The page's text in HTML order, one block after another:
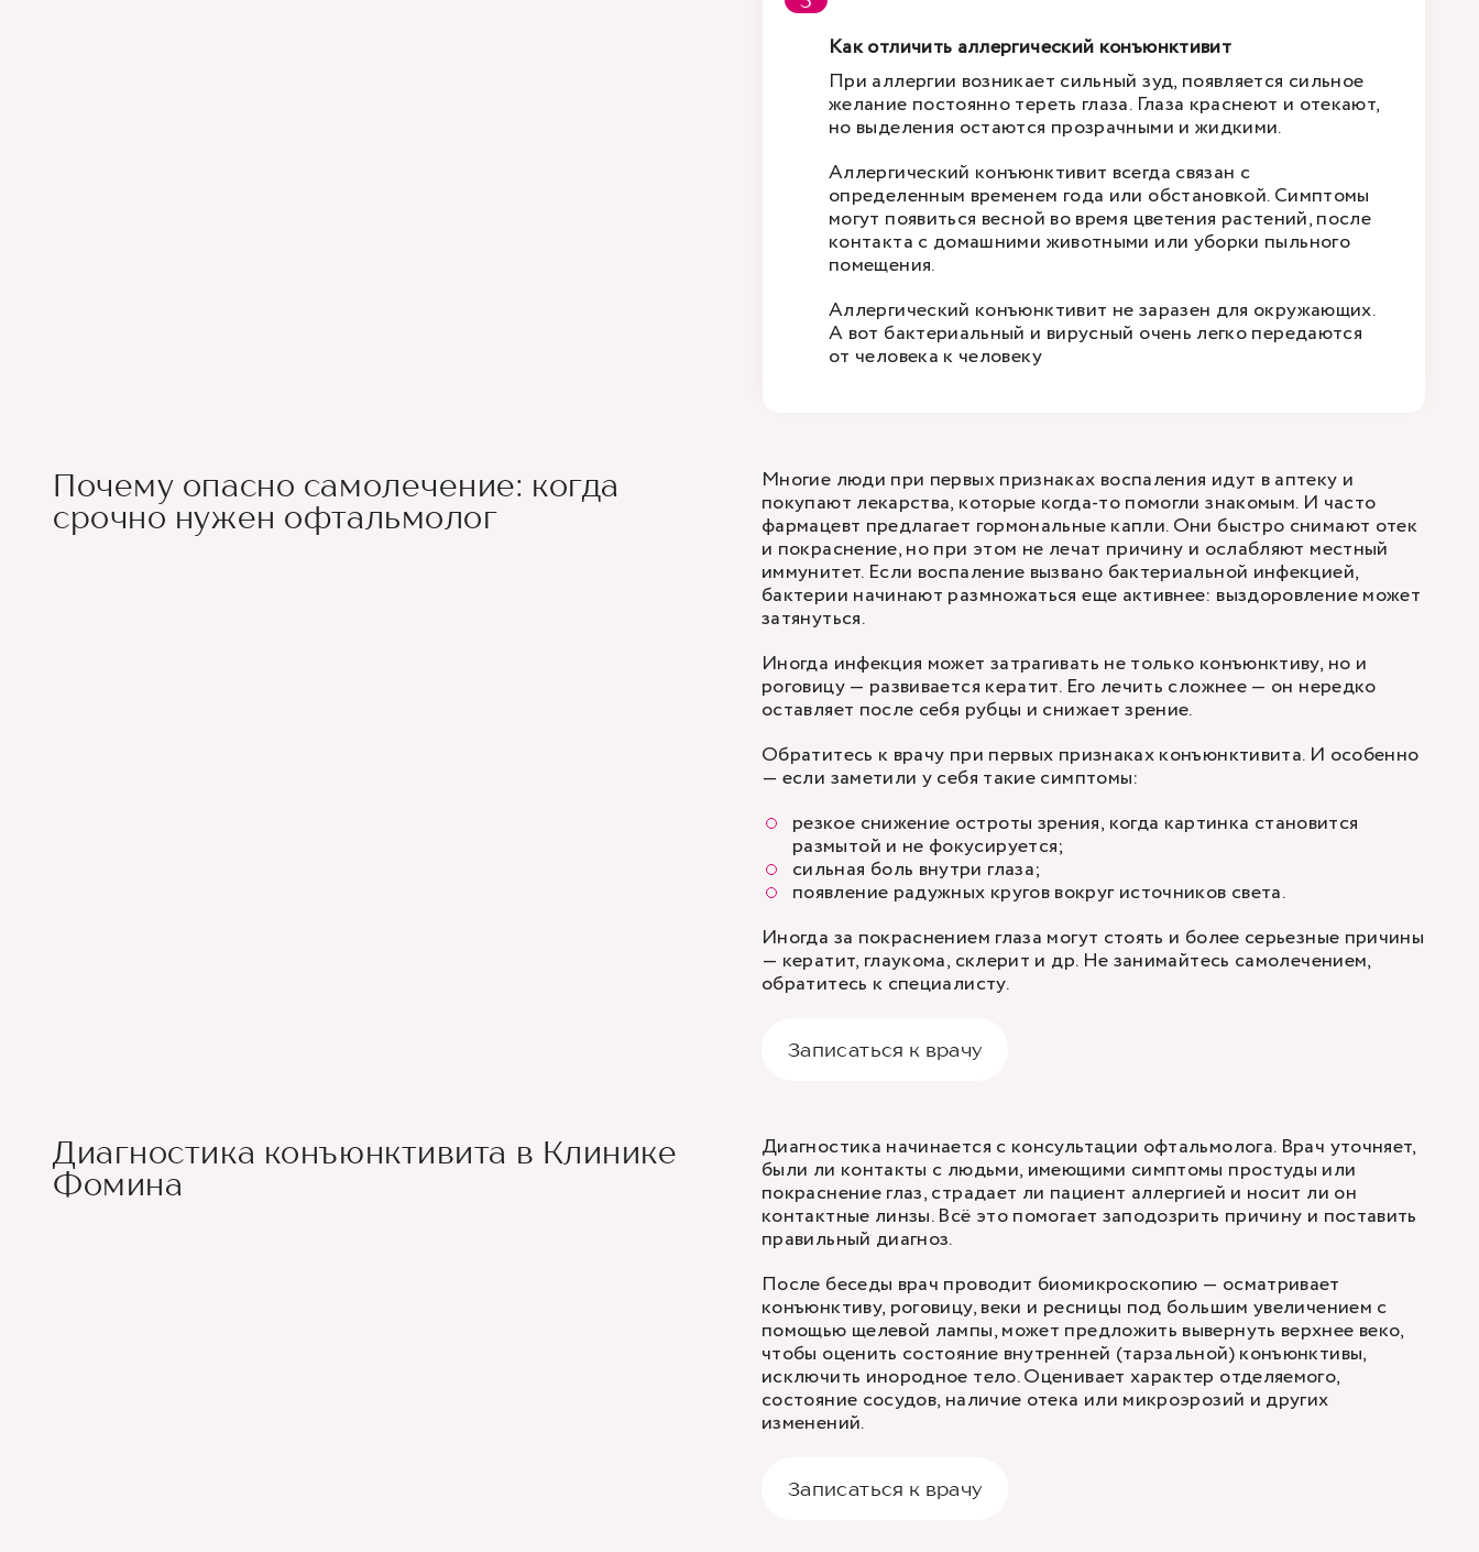
Как отличить аллергический конъюнктивит
При аллергии возникает сильный зуд, появляется сильное
желание постоянно тереть глаза. Глаза краснеют и отекают,
но выделения остаются прозрачными и жидкими.
Аллергический конъюнктивит всегда связан с
определенным временем года или обстановкой. Симптомы
могут появиться весной во время цветения растений, после
контакта с домашними животными или уборки пыльного
помещения.
Аллергический конъюнктивит не заразен для окружающих.
А вот бактериальный и вирусный очень легко передаются
от человека к человеку
Почему опасно самолечение: когда
срочно нужен офтальмолог
Многие люди при первых признаках воспаления идут в аптеку и
покупают лекарства, которые когда-то помогли знакомым. И часто
фармацевт предлагает гормональные капли. Они быстро снимают отек
и покраснение, но при этом не лечат причину и ослабляют местный
иммунитет. Если воспаление вызвано бактериальной инфекцией,
бактерии начинают размножаться еще активнее: выздоровление может
затянуться.
Иногда инфекция может затрагивать не только конъюнктиву, но и
роговицу — развивается кератит. Его лечить сложнее — он нередко
оставляет после себя рубцы и снижает зрение.
Обратитесь к врачу при первых признаках конъюнктивита. И особенно
— если заметили у себя такие симптомы:
резкое снижение остроты зрения, когда картинка становится
размытой и не фокусируется;
сильная боль внутри глаза;
появление радужных кругов вокруг источников света.
Иногда за покраснением глаза могут стоять и более серьезные причины
— кератит, глаукома, склерит и др. Не занимайтесь самолечением,
обратитесь к специалисту.
Записаться к врачу
Диагностика конъюнктивита в Клинике
Фомина
Диагностика начинается с консультации офтальмолога. Врач уточняет,
были ли контакты с людьми, имеющими симптомы простуды или
покраснение глаз, страдает ли пациент аллергией и носит ли он
контактные линзы. Всё это помогает заподозрить причину и поставить
правильный диагноз.
После беседы врач проводит биомикроскопию — осматривает
конъюнктиву, роговицу, веки и ресницы под большим увеличением с
помощью щелевой лампы, может предложить вывернуть верхнее веко,
чтобы оценить состояние внутренней (тарзальной) конъюнктивы,
исключить инородное тело. Оценивает характер отделяемого,
состояние сосудов, наличие отека или микроэрозий и других
изменений.
Записаться к врачу